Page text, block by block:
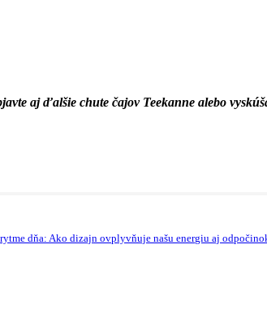
aj ďalšie chute čajov Teekanne alebo
dňa: Ako dizajn ovplyvňuje našu energiu aj